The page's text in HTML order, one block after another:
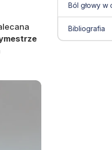
Ból głowy w
Bibliografia